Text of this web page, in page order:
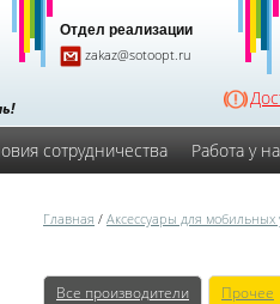
Отдел реализации
zakaz@sotoopt.ru
сотрудничества Работа у
Главная / Аксессуары для мобильных
Все производители Прочее